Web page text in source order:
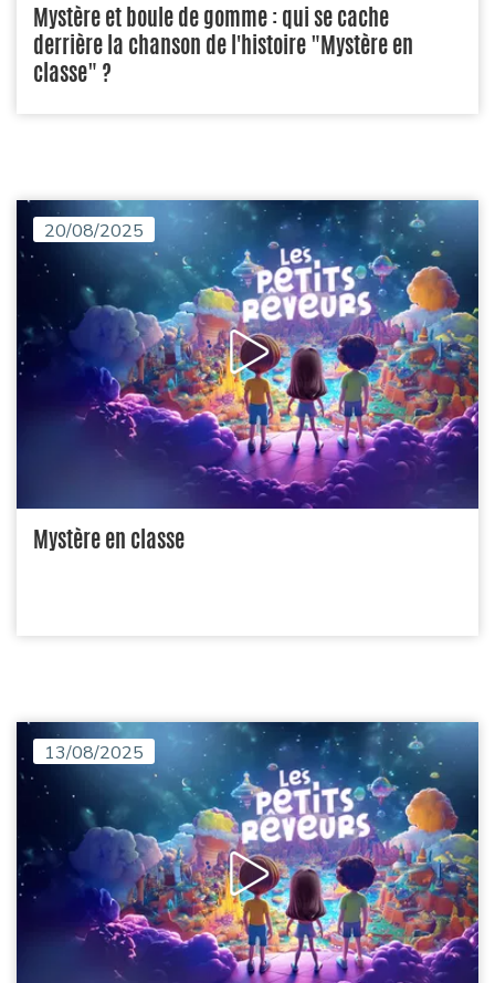
Mystère et boule de gomme : qui se cache
derrière la chanson de l'histoire "Mystère en
classe" ?
20/08/2025
Mystère en classe
13/08/2025